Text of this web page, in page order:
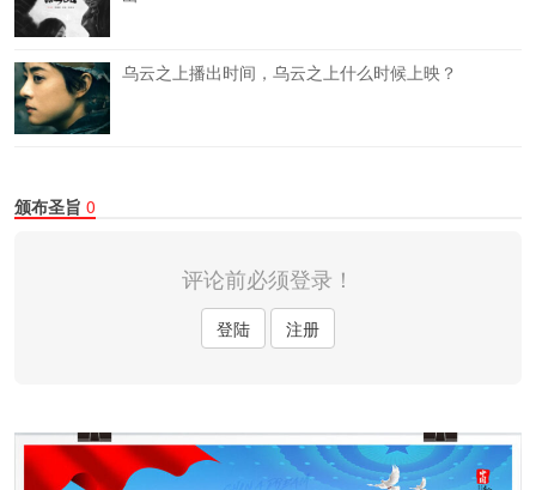
乌云之上播出时间，乌云之上什么时候上映？
颁布圣旨 0
评论前必须登录！
登陆 注册